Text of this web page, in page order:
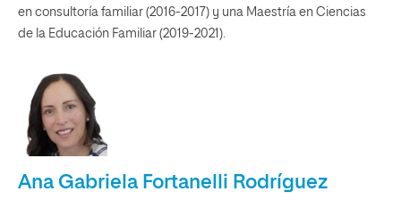
en consultoría familiar (2016-2017) y una Maestría en Ciencias
de la Educación Familiar (2019-2021).
Ana Gabriela Fortanelli Rodríguez